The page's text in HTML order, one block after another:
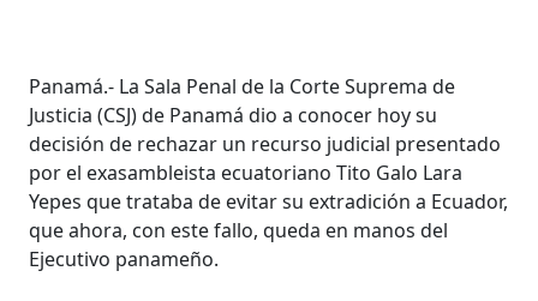
Panamá.- La Sala Penal de la Corte Suprema de
Justicia (CSJ) de Panamá dio a conocer hoy su
decisión de rechazar un recurso judicial presentado
por el exasambleista ecuatoriano Tito Galo Lara
Yepes que trataba de evitar su extradición a Ecuador,
que ahora, con este fallo, queda en manos del
Ejecutivo panameño.